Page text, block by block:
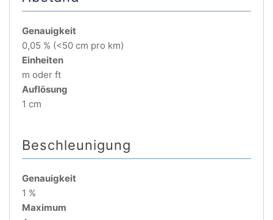
Genauigkeit
0,05 % (<50 cm pro km)
Einheiten
m oder ft
Auflösung
1 cm
Beschleunigung
Genauigkeit
1 %
Maximum